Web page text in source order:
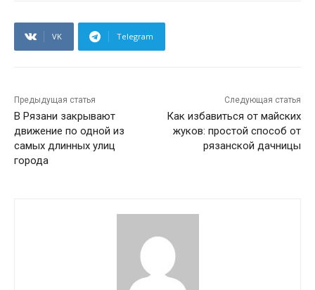
VK Telegram
Предыдущая статья
В Рязани закрывают
движение по одной из
самых длинных улиц
города
Следующая статья
Как избавиться от майских
жуков: простой способ от
рязанской дачницы